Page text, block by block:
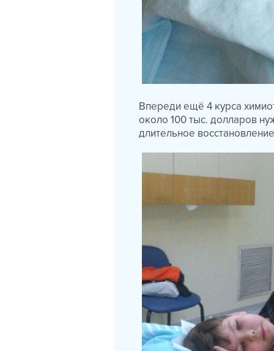
Впереди ещё 4 курса
около 100 тыс. долларов
длительное